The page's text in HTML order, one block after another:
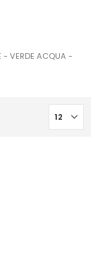
- VERDE ACQUA -